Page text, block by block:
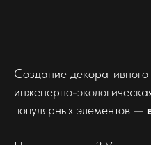
Создание
инженерно-
популярных элементов —